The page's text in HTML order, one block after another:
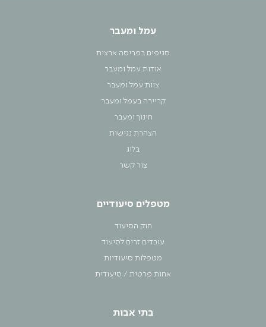
עמל ומעבר
סניפים בפריסה ארצית
אודות עמל ומעבר
צוות עמל ומעבר
קריירה בעמל ומעבר
חינוך ומעבר
הצהרת נגישות
בלוג
צור קשר
מטפלים סיעודיים
חוק הסיעוד
עובדים זרים לסיעוד
מטפלות סיעודיות
אחות פרטית / סיעודית
בתי אבות